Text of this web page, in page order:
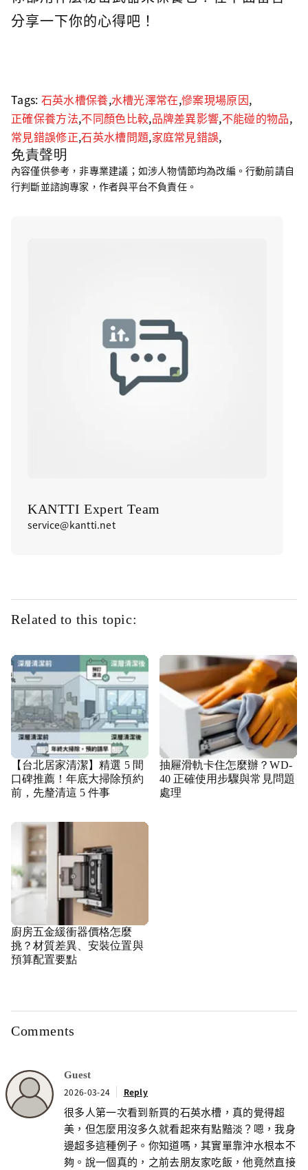
分享一下你的心得吧！
Tags: 石英水槽保養,水槽光澤常在,慘案現場原因,
正確保養方法,不同顏色比較,品牌差異影響,不能碰的物品,
常見錯誤修正,石英水槽問題,家庭常見錯誤,
免責聲明
內容僅供參考，非專業建議；如涉人物情節均為改編。行動前請自
行判斷並諮詢專家，作者與平台不負責任。
KANTTI Expert Team
service@kantti.net
Related to this topic:
【台北居家清潔】精選 5 間
口碑推薦！年底大掃除預約
前，先釐清這 5 件事
抽屜滑軌卡住怎麼辦？WD-
40 正確使用步驟與常見問題
處理
廚房五金緩衝器價格怎麼
挑？材質差異、安裝位置與
預算配置要點
Comments
Guest
2026-03-24 Reply
很多人第一次看到新買的石英水槽，真的覺得超
美，但怎麼用沒多久就看起來有點黯淡？嗯，我身
邊超多這種例子。你知道嗎，其實單靠沖水根本不
夠。說一個真的，之前去朋友家吃飯，他竟然直接